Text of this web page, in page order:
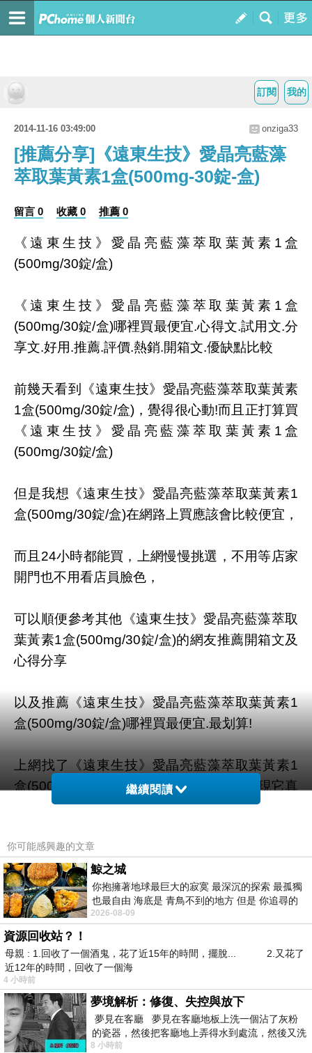
我的
訂閱
2014-11-16 03:49:00 onziga33
[推薦分享]《遠東生技》愛晶亮藍藻
萃取葉黃素1盒(500mg-30錠-盒)
留言 0 收藏 0 推薦 0
《遠東生技》愛晶亮藍藻萃取葉黃素1盒
(500mg/30錠/盒)
《遠東生技》愛晶亮藍藻萃取葉黃素1盒
(500mg/30錠/盒)哪裡買最便宜.心得文.試用文.分
享文.好用.推薦.評價.熱銷.開箱文.優缺點比較
前幾天看到《遠東生技》愛晶亮藍藻萃取葉黃素
1盒(500mg/30錠/盒)，覺得很心動!而且正打算買
《遠東生技》愛晶亮藍藻萃取葉黃素1盒
(500mg/30錠/盒)
但是我想《遠東生技》愛晶亮藍藻萃取葉黃素1
盒(500mg/30錠/盒)在網路上買應該會比較便宜，
而且24小時都能買，上網慢慢挑選，不用等店家
開門也不用看店員臉色，
可以順便參考其他《遠東生技》愛晶亮藍藻萃取
葉黃素1盒(500mg/30錠/盒)的網友推薦開箱文及
心得分享
以及推薦《遠東生技》愛晶亮藍藻萃取葉黃素1
盒(500mg/30錠/盒)哪裡買最便宜.最划算!
上網找了《遠東生技》愛晶亮藍藻萃取葉黃素1
盒(500mg/30錠/盒)評論跟比價的結果，發現它真
的很不錯!!
最後!我決定在網路上購買，節省很多時間!
這麼優的服務，當然在網路購物最好啦~~
繼續閱讀
你可能感興趣的文章
鯨之城
你抱擁著地球最巨大的寂寞 最深沉的探索 最孤獨
也最自由 海底是 青鳥不到的地方 但是 你追尋的
幸福 可以比珍珠更
2026-08-09
資源回收站？！
母親 : 1.回收了一個酒鬼，花了近15年的時間，擺脫... 2.又花了
近12年的時間，回收了一個海
4 小時前
夢境解析：修復、失控與放下
夢見在客廳 夢見在客廳地板上洗一個沾了灰粉
的瓷器，然後把客廳地上弄得水到處流，然後又洗
一頂棒球潮帽，後來發現帽
8 小時前